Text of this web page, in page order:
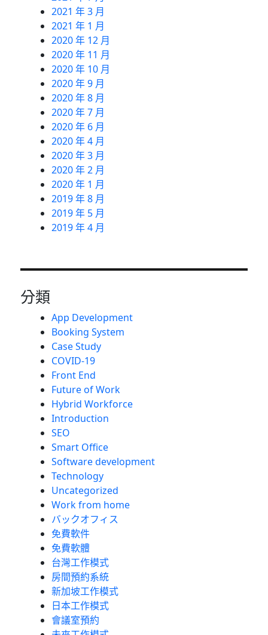
2021 年 3 月
2021 年 1 月
2020 年 12 月
2020 年 11 月
2020 年 10 月
2020 年 9 月
2020 年 8 月
2020 年 7 月
2020 年 6 月
2020 年 4 月
2020 年 3 月
2020 年 2 月
2020 年 1 月
2019 年 8 月
2019 年 5 月
2019 年 4 月
分類
App Development
Booking System
Case Study
COVID-19
Front End
Future of Work
Hybrid Workforce
Introduction
SEO
Smart Office
Software development
Technology
Uncategorized
Work from home
バックオフィス
免費軟件
免費軟體
台灣工作模式
房間預約系統
新加坡工作模式
日本工作模式
會議室預約